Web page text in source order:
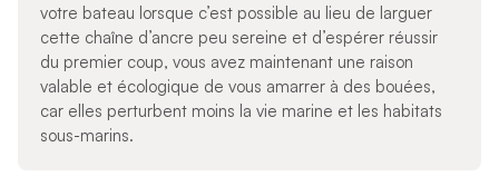
votre bateau lorsque c’est possible au lieu de larguer
cette chaîne d’ancre peu sereine et d’espérer réussir
du premier coup, vous avez maintenant une raison
valable et écologique de vous amarrer à des bouées,
car elles perturbent moins la vie marine et les habitats
sous-marins.